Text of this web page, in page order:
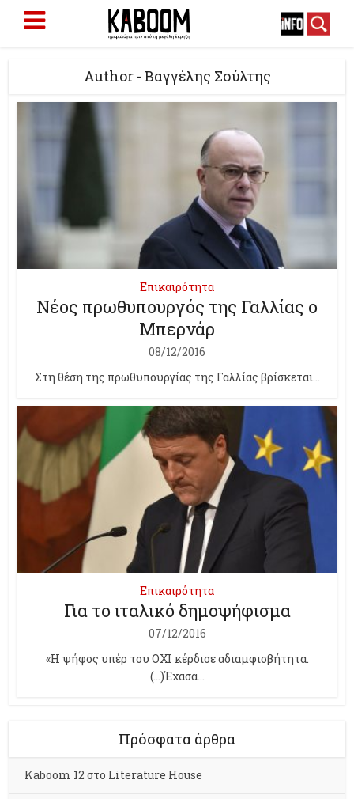
Author - Βαγγέλης Σούλτης
Επικαιρότητα
Νέος πρωθυπουργός της Γαλλίας ο
Μπερνάρ
08/12/2016
Στη θέση της πρωθυπουργίας της Γαλλίας βρίσκεται...
Επικαιρότητα
Για το ιταλικό δημοψήφισμα
07/12/2016
«Η ψήφος υπέρ του ΟΧΙ κέρδισε αδιαμφισβήτητα.
(…)Έχασα...
Πρόσφατα άρθρα
Kaboom 12 στο Literature House